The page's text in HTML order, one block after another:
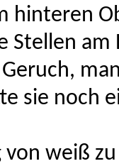
hinteren
Stellen
sie noch
von weiß